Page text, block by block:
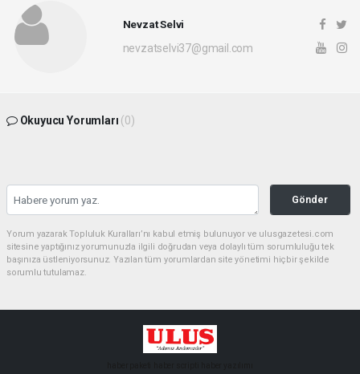
Nevzat Selvi
nevzatselvi37@gmail.com
Okuyucu Yorumları (0)
Gönder
Yorum yazarak Topluluk Kuralları’nı kabul etmiş bulunuyor ve ulusgazetesi.com
sitesine yaptığınız yorumunuzla ilgili doğrudan veya dolaylı tüm sorumluluğu tek
başınıza üstleniyorsunuz. Yazılan tüm yorumlardan site yönetimi hiçbir şekilde
sorumlu tutulamaz.